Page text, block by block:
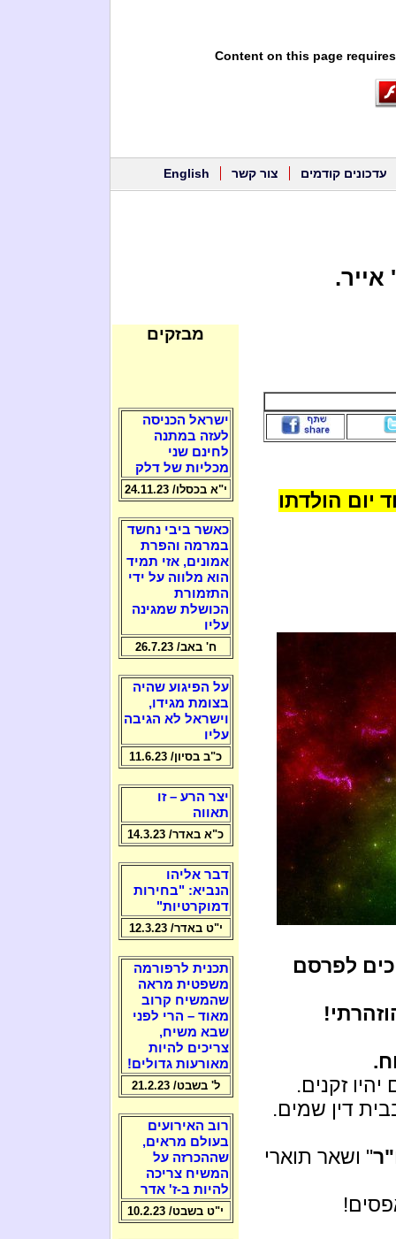
Content on this page
עדכונים קודמים צור קשר English
הולדתו
לפרסם
זקנים.
דין שמים.
" ושאר תוארי
מבזקים
ישראל הכניסה
לעזה במתנה
לחינם שני
מכליות של דלק
י"א בכסלו/ 24.11.23
כאשר ביבי נחשד
במרמה והפרת
אמונים, אזי תמיד
הוא מלווה על ידי
התזמורת
הכושלת שמגינה
עליו
ח' באב/ 26.7.23
על הפיגוע שהיה
בצומת מגידו,
וישראל לא הגיבה
עליו
כ"ב בסיון/ 11.6.23
יצר הרע – זו
תאווה
כ"א באדר/ 14.3.23
דבר אליהו
הנביא: "בחירות
דמוקרטיות"
י"ט באדר/ 12.3.23
תכנית לרפורמה
משפטית מראה
שהמשיח קרוב
מאוד – הרי לפני
שבא משיח,
צריכים להיות
מאורעות גדולים!
ל' בשבט/ 21.2.23
רוב האירועים
בעולם מראים,
שההכרזה על
המשיח צריכה
להיות ב-ז' אדר
י"ט בשבט/ 10.2.23